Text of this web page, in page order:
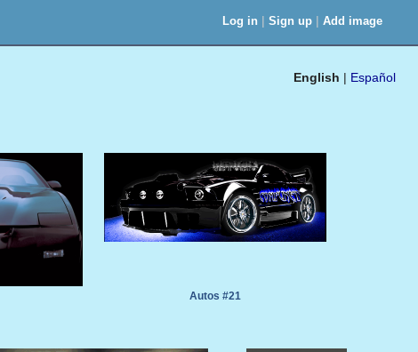
Log in | Sign up | Add image
English | Español
Autos #21